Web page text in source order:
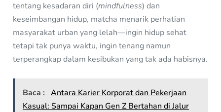
tentang kesadaran diri (mindfulness) dan
keseimbangan hidup, matcha menarik perhatian
masyarakat urban yang lelah—ingin hidup sehat
tetapi tak punya waktu, ingin tenang namun
terperangkap dalam kesibukan yang tak ada habisnya.
Baca : Antara Karier Korporat dan Pekerjaan
Kasual: Sampai Kapan Gen Z Bertahan di Jalur